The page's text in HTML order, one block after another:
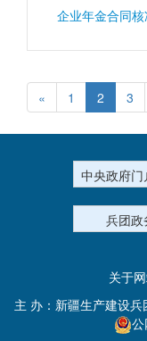
企业年金合同
« 1 2 3
中央政府
兵团政
关于
主 办：新疆生产建设